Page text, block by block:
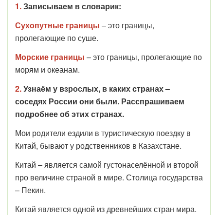
1.Записываем в словарик:
Сухопутные границы – это границы,
пролегающие по суше.
Морские границы – это границы, пролегающие по
морям и океанам.
2.Узнаём у взрослых, в каких странах –
соседях России они были. Расспрашиваем
подробнее об этих странах.
Мои родители ездили в туристическую поездку в
Китай, бывают у родственников в Казахстане.
Китай – является самой густонаселённой и второй
про величине страной в мире. Столица государства
– Пекин.
Китай является одной из древнейших стран мира.